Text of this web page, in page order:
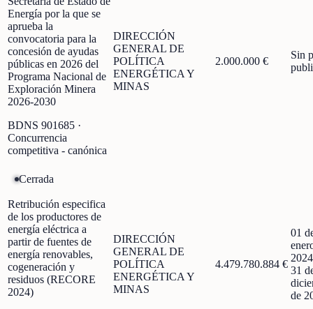
Energía por la que se
aprueba la
convocatoria para la
concesión de ayudas
públicas en 2026 del
Programa Nacional de
Exploración Minera
2026-2030
BDNS 901685 ·
Concurrencia
competitiva - canónica
DIRECCIÓN
GENERAL DE
POLÍTICA
ENERGÉTICA Y
MINAS
2.000.000 €
Sin
Cerrada
Retribución especifica
de los productores de
energía eléctrica a
partir de fuentes de
energía renovables,
cogeneración y
residuos (RECORE
2024)
DIRECCIÓN
GENERAL DE
POLÍTICA
ENERGÉTICA Y
MINAS
4.479.780.884 €
01
2024
31
de